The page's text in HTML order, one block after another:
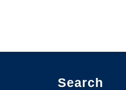
Search